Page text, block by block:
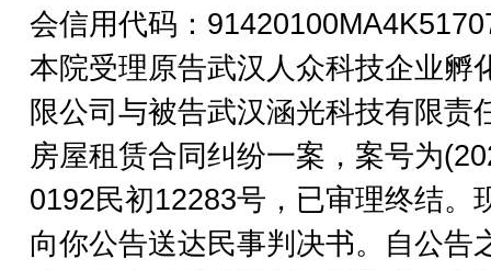
会信用代码：
本院受理原告武汉人众科技企业孵
限公司与被告武汉涵光科技有限责
房屋租赁合同纠纷一案，案号为
0192民初12283号，已审理终结。
向你公告送达民事判决书。自公告